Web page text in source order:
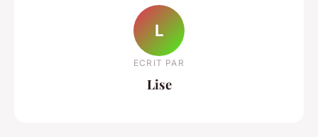
L
ECRIT PAR
Lise